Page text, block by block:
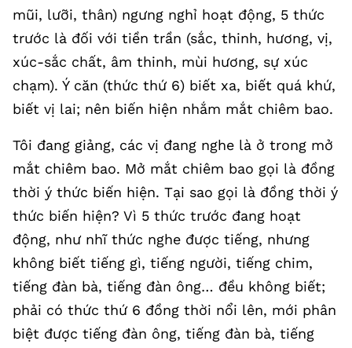
mũi, lưỡi, thân) ngưng nghỉ hoạt động, 5 thức
trước là đối với tiền trần (sắc, thinh, hương, vị,
xúc-sắc chất, âm thinh, mùi hương, sự xúc
chạm). Ý căn (thức thứ 6) biết xa, biết quá khứ,
biết vị lai; nên biến hiện nhắm mắt chiêm bao.
Tôi đang giảng, các vị đang nghe là ở trong mở
mắt chiêm bao. Mở mắt chiêm bao gọi là đồng
thời ý thức biến hiện. Tại sao gọi là đồng thời ý
thức biến hiện? Vì 5 thức trước đang hoạt
động, như nhĩ thức nghe được tiếng, nhưng
không biết tiếng gì, tiếng người, tiếng chim,
tiếng đàn bà, tiếng đàn ông… đều không biết;
phải có thức thứ 6 đồng thời nổi lên, mới phân
biệt được tiếng đàn ông, tiếng đàn bà, tiếng